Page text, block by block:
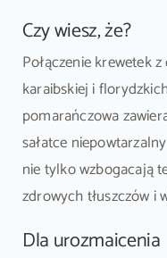
Czy wiesz, że?
Połączenie krewetek
karaibskiej i
pomarańczowa
sałatce
nie tylko wzbogacają
zdrowych tłuszczów i
Dla urozmaicenia